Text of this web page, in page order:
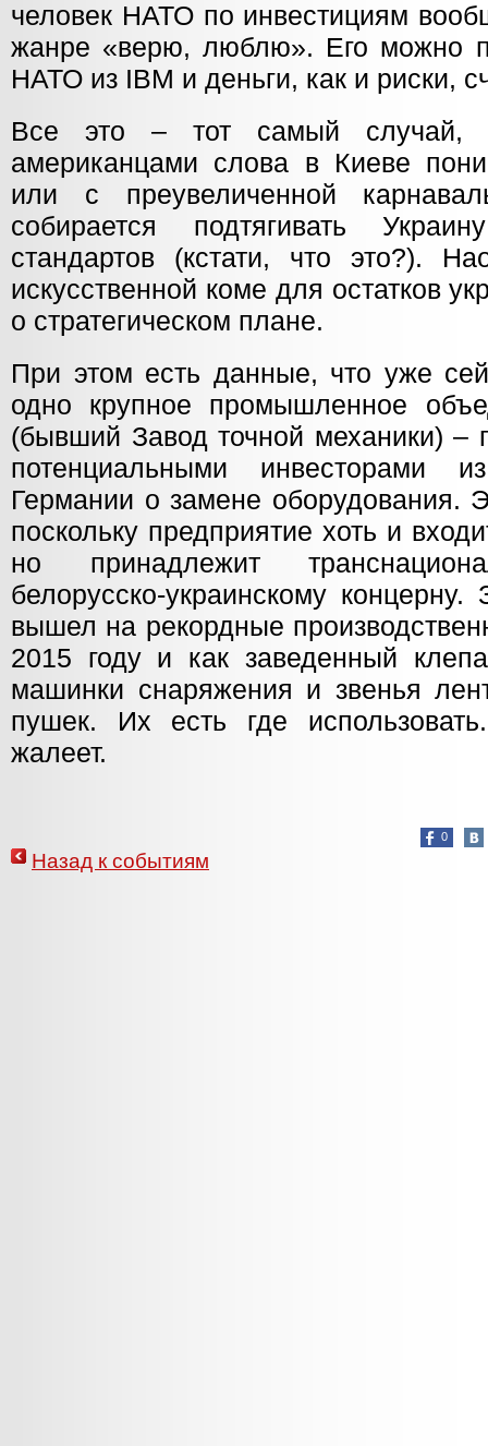
человек НАТО по инвестициям
жанре «верю, люблю». Его можно
НАТО из IBM и деньги, как и риски,
Все это – тот самый случай,
американцами слова в Киеве
или с преувеличенной
собирается подтягивать
стандартов (кстати, что это?).
искусственной коме для остатков
о стратегическом плане.
При этом есть данные, что уже
одно крупное промышленное
(бывший Завод точной механики) –
потенциальными
Германии о замене оборудования.
поскольку предприятие хоть и
но принадлежит
белорусско-украинскому
вышел на рекордные
2015 году и как заведенный
машинки снаряжения и звенья
пушек. Их есть где
жалеет.
0
Назад к событиям